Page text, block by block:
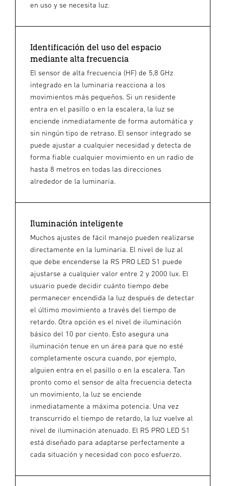
en uso y se necesita luz.
Identificación del uso del espacio
mediante alta frecuencia
El sensor de alta frecuencia (HF) de 5,8 GHz
integrado en la luminaria reacciona a los
movimientos más pequeños. Si un residente
entra en el pasillo o en la escalera, la luz se
enciende inmediatamente de forma automática y
sin ningún tipo de retraso. El sensor integrado se
puede ajustar a cualquier necesidad y detecta de
forma fiable cualquier movimiento en un radio de
hasta 8 metros en todas las direcciones
alrededor de la luminaria.
Iluminación inteligente
Muchos ajustes de fácil manejo pueden realizarse
directamente en la luminaria. El nivel de luz al
que debe encenderse la RS PRO LED S1 puede
ajustarse a cualquier valor entre 2 y 2000 lux. El
usuario puede decidir cuánto tiempo debe
permanecer encendida la luz después de detectar
el último movimiento a través del tiempo de
retardo. Otra opción es el nivel de iluminación
básico del 10 por ciento. Esto asegura una
iluminación tenue en un área para que no esté
completamente oscura cuando, por ejemplo,
alguien entra en el pasillo o en la escalera. Tan
pronto como el sensor de alta frecuencia detecta
un movimiento, la luz se enciende
inmediatamente a máxima potencia. Una vez
transcurrido el tiempo de retardo, la luz vuelve al
nivel de iluminación atenuado. El RS PRO LED S1
está diseñado para adaptarse perfectamente a
cada situación y necesidad con poco esfuerzo.